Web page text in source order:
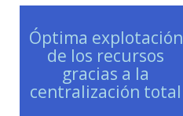
Óptima explotación
de los recursos
gracias a la
centralización total